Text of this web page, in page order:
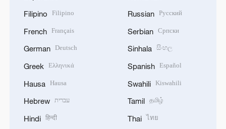
Filipino Filipino
French Français
German Deutsch
Greek Ελληνικά
Hausa Hausa
Hebrew עברית
Hindi हिन्दी
Russian Русский
Serbian Српски
Sinhala සිංහල
Spanish Español
Swahili Kiswahili
Tamil தமிழ்
Thai ไทย